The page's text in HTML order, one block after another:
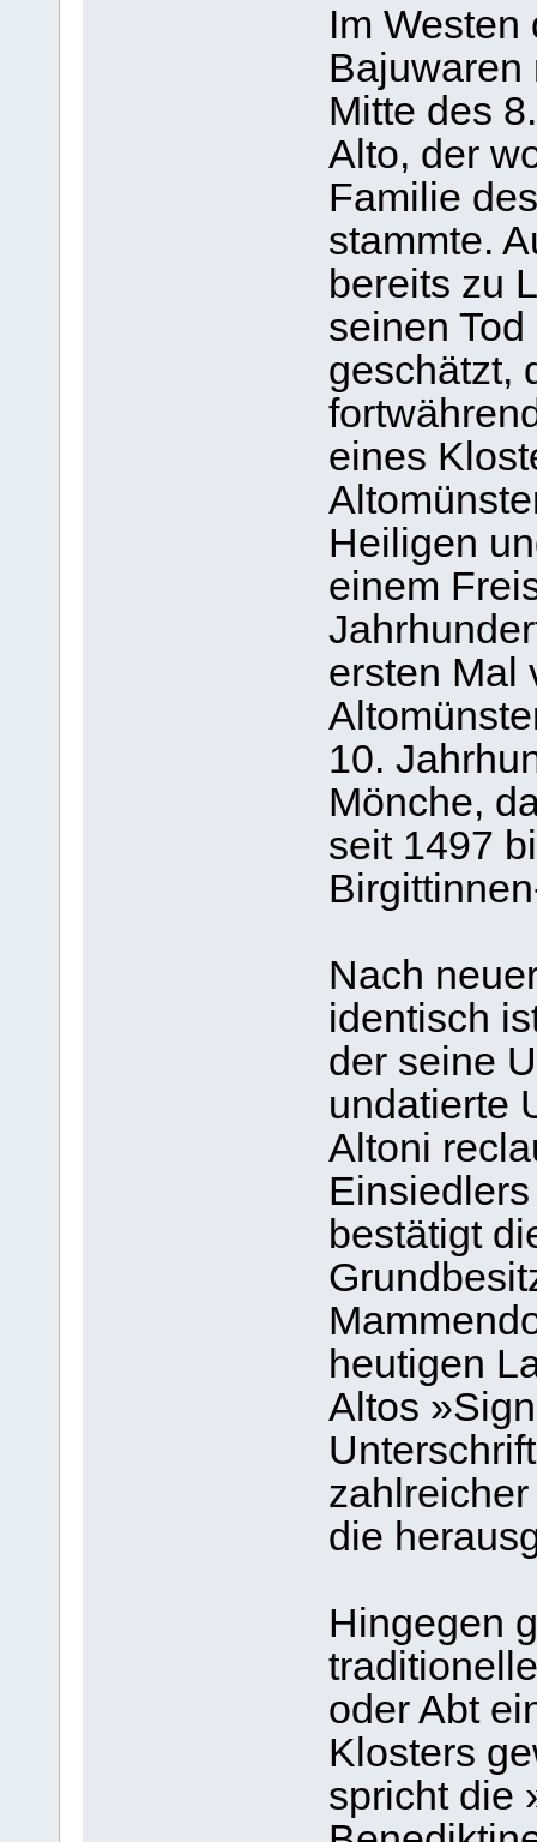
Im
Bajuwaren
Mitte des
Alto, der
Familie
stammte.
bereits zu
seinen
geschätzt,
eines
Heiligen
einem
ersten Mal
10.
Mönche,
seit 1497
Nach
identisch
der seine
undatierte
Altoni
bestätigt
heutigen
Altos
die
Hingegen
oder Abt
Klosters
spricht die